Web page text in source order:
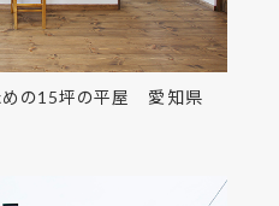
の15坪の平屋 愛知県